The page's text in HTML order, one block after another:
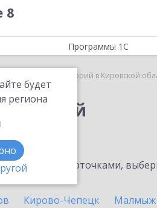
8
будет
региона
Программы 1С
1С:Лекторий в Кировской
карточками,
Кирово-Чепецк Малмыж